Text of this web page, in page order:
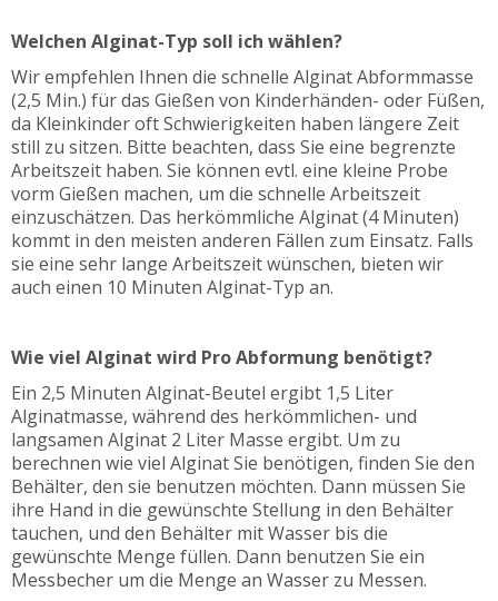
Welchen Alginat-Typ soll ich wählen?
Wir empfehlen Ihnen die schnelle Alginat Abformmasse
(2,5 Min.) für das Gießen von Kinderhänden- oder Füßen,
da Kleinkinder oft Schwierigkeiten haben längere Zeit
still zu sitzen. Bitte beachten, dass Sie eine begrenzte
Arbeitszeit haben. Sie können evtl. eine kleine Probe
vorm Gießen machen, um die schnelle Arbeitszeit
einzuschätzen. Das herkömmliche Alginat (4 Minuten)
kommt in den meisten anderen Fällen zum Einsatz. Falls
sie eine sehr lange Arbeitszeit wünschen, bieten wir
auch einen 10 Minuten Alginat-Typ an.
Wie viel Alginat wird Pro Abformung benötigt?
Ein 2,5 Minuten Alginat-Beutel ergibt 1,5 Liter
Alginatmasse, während des herkömmlichen- und
langsamen Alginat 2 Liter Masse ergibt. Um zu
berechnen wie viel Alginat Sie benötigen, finden Sie den
Behälter, den sie benutzen möchten. Dann müssen Sie
ihre Hand in die gewünschte Stellung in den Behälter
tauchen, und den Behälter mit Wasser bis die
gewünschte Menge füllen. Dann benutzen Sie ein
Messbecher um die Menge an Wasser zu Messen.